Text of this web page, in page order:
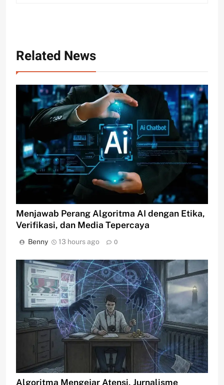
Related News
Menjawab Perang Algoritma AI dengan Etika,
Verifikasi, dan Media Tepercaya
Benny 13 hours ago 0
Algoritma Mengejar Atensi, Jurnalisme